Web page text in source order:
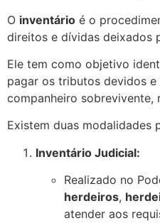
O inventário é o
direitos e dívidas deixados
Ele tem como objetivo
pagar os tributos devidos
companheiro sobrevivente,
Existem duas modalidades
Inventário Judicial:
Realizado no
herdeiros,
atender aos